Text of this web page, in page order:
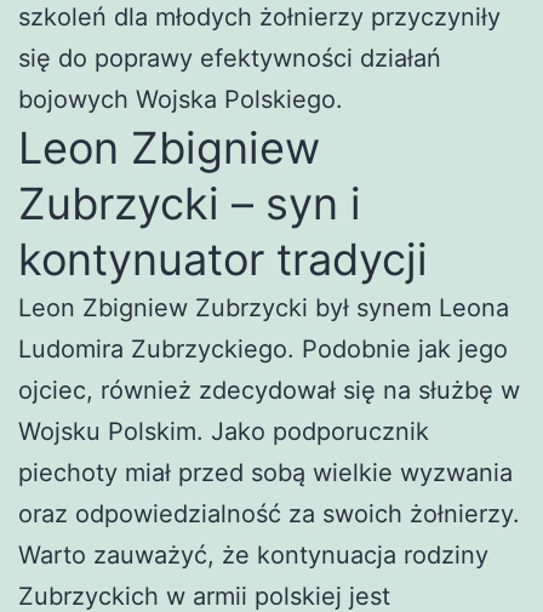
szkoleń dla młodych żołnierzy przyczyniły
się do poprawy efektywności działań
bojowych Wojska Polskiego.
Leon Zbigniew
Zubrzycki – syn i
kontynuator tradycji
Leon Zbigniew Zubrzycki był synem Leona
Ludomira Zubrzyckiego. Podobnie jak jego
ojciec, również zdecydował się na służbę w
Wojsku Polskim. Jako podporucznik
piechoty miał przed sobą wielkie wyzwania
oraz odpowiedzialność za swoich żołnierzy.
Warto zauważyć, że kontynuacja rodziny
Zubrzyckich w armii polskiej jest